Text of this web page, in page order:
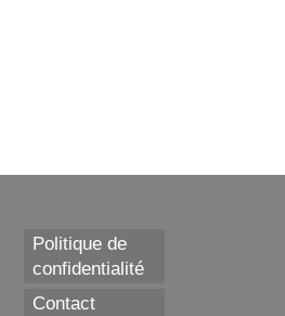
Politique de
confidentialité
Contact